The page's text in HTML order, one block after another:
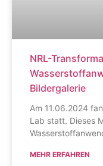
NRL-
Bildergalerie
Am 11.06.2024
Lab statt. Dieses
MEHR ERFAHREN